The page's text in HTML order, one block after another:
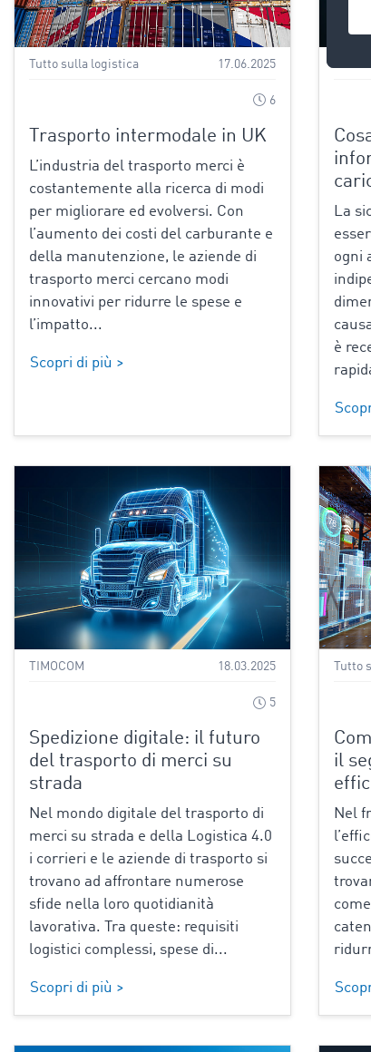
Tutto sulla logistica 17.06.2025
6
Trasporto intermodale in UK
L’industria del trasporto merci è
costantemente alla ricerca di modi
per migliorare ed evolversi. Con
l’aumento dei costi del carburante e
della manutenzione, le aziende di
trasporto merci cercano modi
innovativi per ridurre le spese e
l’impatto...
Scopri di più >
La
ogni
è
TIMOCOM 18.03.2025
5
Spedizione digitale: il futuro
del trasporto di merci su
strada
Nel mondo digitale del trasporto di
merci su strada e della Logistica 4.0
i corrieri e le aziende di trasporto si
trovano ad affrontare numerose
sfide nella loro quotidianità
lavorativa. Tra queste: requisiti
logistici complessi, spese di...
Scopri di più >
Tutto
il
Nel